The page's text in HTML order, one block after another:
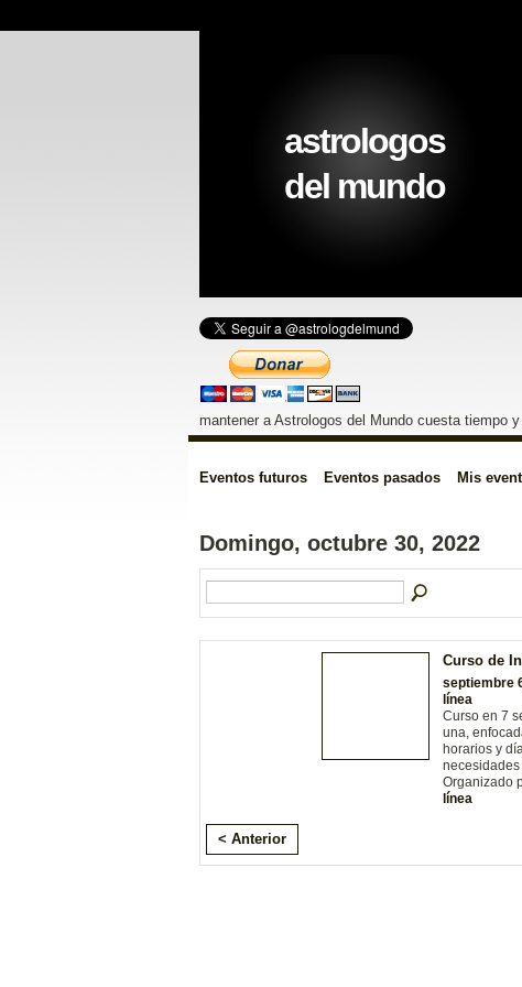
astrologos
del mundo
mantener a Astrologos del Mundo cuesta tiempo
Eventos futuros Eventos pasados Mis
Domingo, octubre 30, 2022
Curso de
septiembre
línea
Curso en 7
una,
horarios y
Organizado
línea
< Anterior